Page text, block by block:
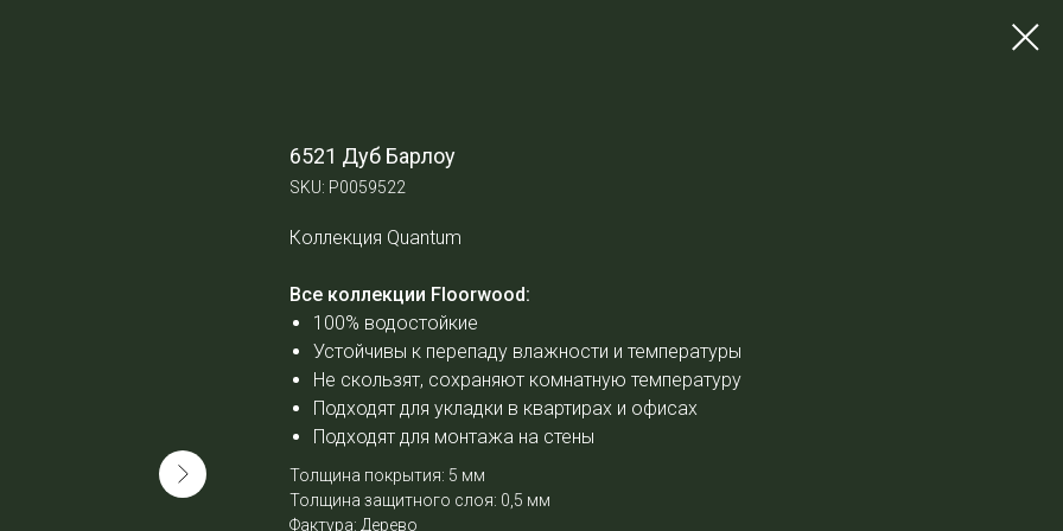
6521 Дуб Барлоу
SKU: Р0059522
Коллекция Quantum
Все коллекции Floorwood:
100% водостойкие
Устойчивы к перепаду влажности и температуры
Не скользят, сохраняют комнатную температуру
Подходят для укладки в квартирах и офисах
Подходят для монтажа на стены
Толщина покрытия: 5 мм
Толщина защитного слоя: 0,5 мм
Фактура: Дерево